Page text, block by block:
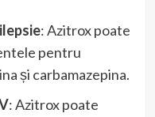
: Azitrox poate
pentru
și carbamazepina.
: Azitrox poate